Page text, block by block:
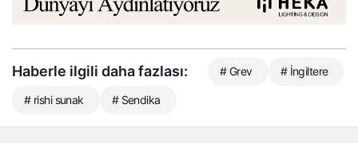
Haberle ilgili daha fazlası: # Grev # İngiltere
# rishi sunak # Sendika